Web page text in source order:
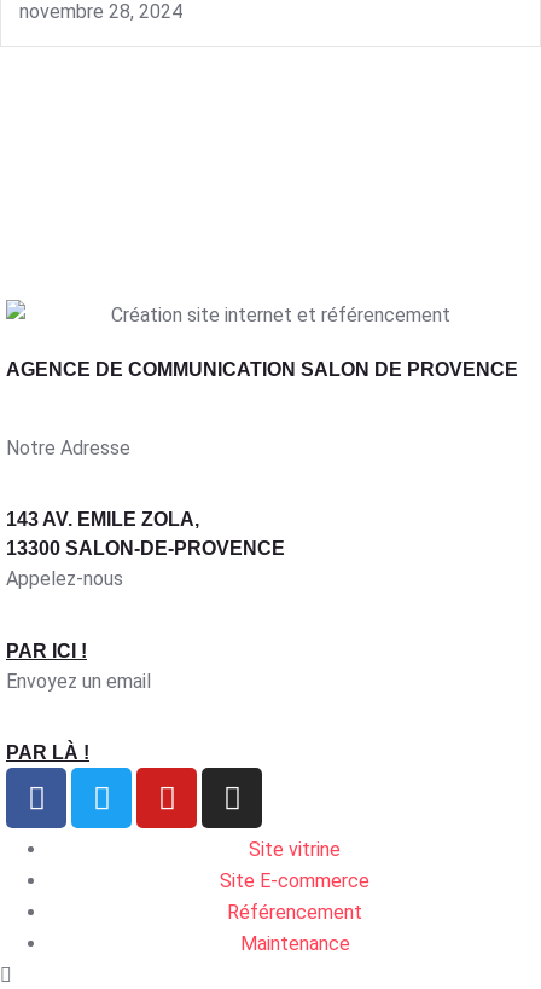
novembre 28, 2024
AGENCE DE COMMUNICATION SALON DE PROVENCE
Notre Adresse
143 AV. EMILE ZOLA,
13300 SALON-DE-PROVENCE
Appelez-nous
PAR ICI !
Envoyez un email
PAR LÀ !
Site vitrine
Site E-commerce
Référencement
Maintenance